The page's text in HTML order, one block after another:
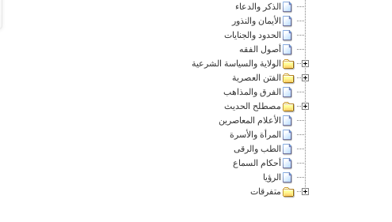
الذكر والدعاء
الأيمان والنذور
الحدود والجنايات
أصول الفقه
الولاية والسياسة الشرعية
الفتن العصرية
الفرق والمذاهب
مصطلح الحديث
الأعلام المعاصرين
المرأة والأسرة
الطب والرقى
أحكام السماع
الرؤيا
متفرقات